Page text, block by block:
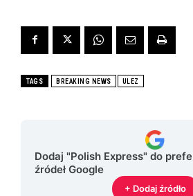
TAGS BREAKING NEWS ULEZ
Dodaj "Polish Express" do
źródeł Google
+ Dodaj źródło